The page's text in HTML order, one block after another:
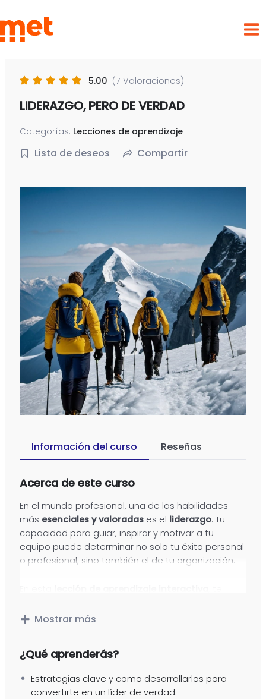
al
contenido
5.00 (7 Valoraciones)
LIDERAZGO, PERO DE VERDAD
Categorías: Lecciones de aprendizaje
Lista de deseos Compartir
Información del curso Reseñas
Acerca de este curso
En el mundo profesional, una de las habilidades
más esenciales y valoradas es el liderazgo. Tu
capacidad para guiar, inspirar y motivar a tu
equipo puede determinar no solo tu éxito personal
o profesional, sino también el de tu organización.
necesarias para convertirte en un líder
Aprenderás desde qué es lo que nos hace líderes,
hasta cómo enfrentar retos y resolver conflictos;
con casos prácticos. Además, te enseñaremos a
Mostrar más
¿Qué aprenderás?
Estrategias clave y como desarrollarlas para
convertirte en un líder de verdad.